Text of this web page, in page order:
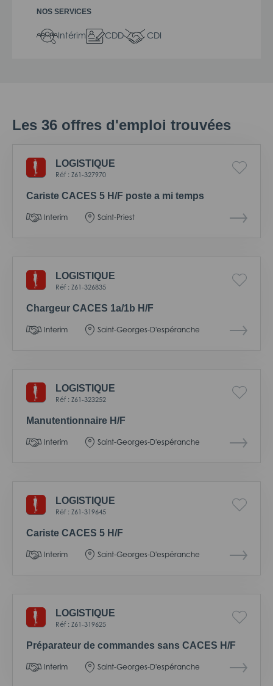
NOS SERVICES
Intérim CDD CDI
Les 36 offres d'emploi trouvées
LOGISTIQUE
Réf : Z61-327970
Cariste CACES 5 H/F poste a mi temps
Interim Saint-Priest
LOGISTIQUE
Réf : Z61-326835
Chargeur CACES 1a/1b H/F
Interim Saint-Georges-D'espéranche
LOGISTIQUE
Réf : Z61-323252
Manutentionnaire H/F
Interim Saint-Georges-D'espéranche
LOGISTIQUE
Réf : Z61-319645
Cariste CACES 5 H/F
Interim Saint-Georges-D'espéranche
LOGISTIQUE
Réf : Z61-319625
Préparateur de commandes sans CACES H/F
Interim Saint-Georges-D'espéranche